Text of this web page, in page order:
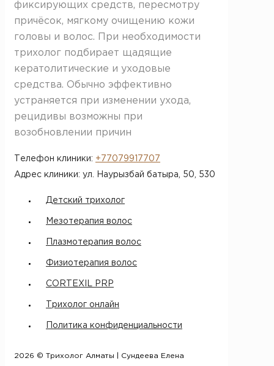
фиксирующих средств, пересмотру
причёсок, мягкому очищению кожи
головы и волос. При необходимости
трихолог подбирает щадящие
кератолитические и уходовые
средства. Обычно эффективно
устраняется при изменении ухода,
рецидивы возможны при
возобновлении причин
Телефон клиники: +77079917707
Адрес клиники: ул. Наурызбай батыра, 50​, 530
Детский трихолог
Мезотерапия волос
Плазмотерапия волос
Физиотерапия волос
CORTEXIL PRP
Трихолог онлайн
Политика конфиденциальности
2026 © Трихолог Алматы | Сундеева Елена